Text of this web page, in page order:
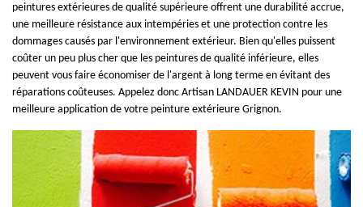
peintures extérieures de qualité supérieure offrent une durabilité accrue,
une meilleure résistance aux intempéries et une protection contre les
dommages causés par l'environnement extérieur. Bien qu'elles puissent
coûter un peu plus cher que les peintures de qualité inférieure, elles
peuvent vous faire économiser de l'argent à long terme en évitant des
réparations coûteuses. Appelez donc Artisan LANDAUER KEVIN pour une
meilleure application de votre peinture extérieure Grignon.